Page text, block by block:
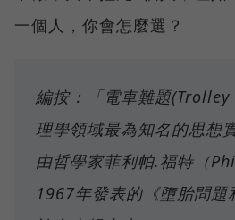
一個人，你會怎麼選？
編按：「電車難題
理學領域最為知名的思想
由哲學家菲利帕.福特（
1967年發表的《墮胎問題